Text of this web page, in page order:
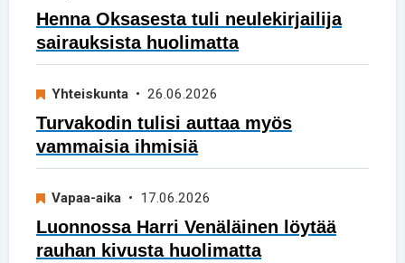
Henna Oksasesta tuli neulekirjailija
sairauksista huolimatta
Yhteiskunta • 26.06.2026
Turvakodin tulisi auttaa myös
vammaisia ihmisiä
Vapaa-aika • 17.06.2026
Luonnossa Harri Venäläinen löytää
rauhan kivusta huolimatta